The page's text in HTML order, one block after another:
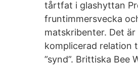
tårtfat i glashyttan
fruntimmersvecka
matskribenter. Det
komplicerad relation
”synd”. Brittiska